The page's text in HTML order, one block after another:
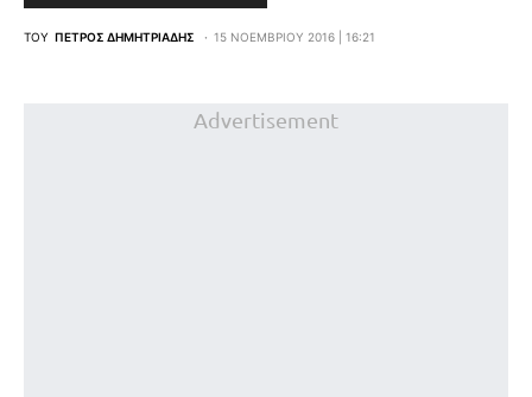
ΤΟΥ ΠΈΤΡΟΣ ΔΗΜΗΤΡΙΆΔΗΣ 15 ΝΟΕΜΒΡΊΟΥ 2016 | 16:21
Advertisement